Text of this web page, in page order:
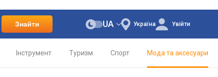
Знайти Україна
UA Увійти
Інструмент Туризм Спорт Мода та аксесуари